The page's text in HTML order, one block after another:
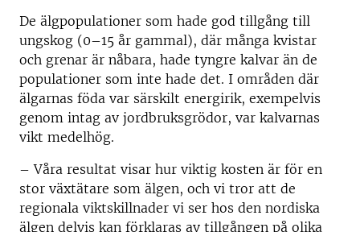
De älgpopulationer som hade god tillgång till
ungskog (0–15 år gammal), där många kvistar
och grenar är nåbara, hade tyngre kalvar än de
populationer som inte hade det. I områden där
älgarnas föda var särskilt energirik, exempelvis
genom intag av jordbruksgrödor, var kalvarnas
vikt medelhög.
– Våra resultat visar hur viktig kosten är för en
stor växtätare som älgen, och vi tror att de
regionala viktskillnader vi ser hos den nordiska
älgen delvis kan förklaras av tillgången på olika